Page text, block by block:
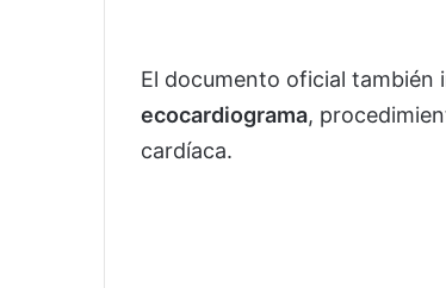
El documento oficial también
ecocardiograma,
cardíaca.